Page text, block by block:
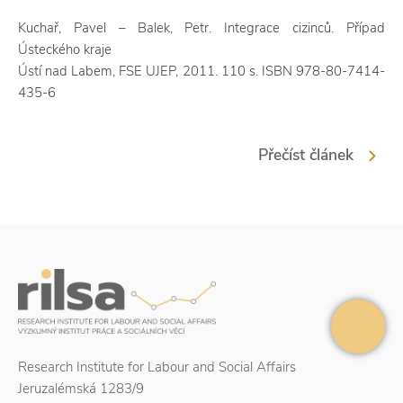
Kuchař, Pavel – Balek, Petr. Integrace cizinců. Případ
Ústeckého kraje
Ústí nad Labem, FSE UJEP, 2011. 110 s. ISBN 978-80-7414-
435-6
Přečíst článek
Research Institute for Labour and Social Affairs
Jeruzalémská 1283/9